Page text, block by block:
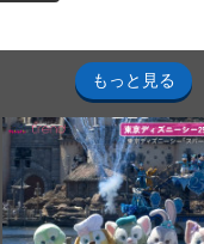
もっと見る